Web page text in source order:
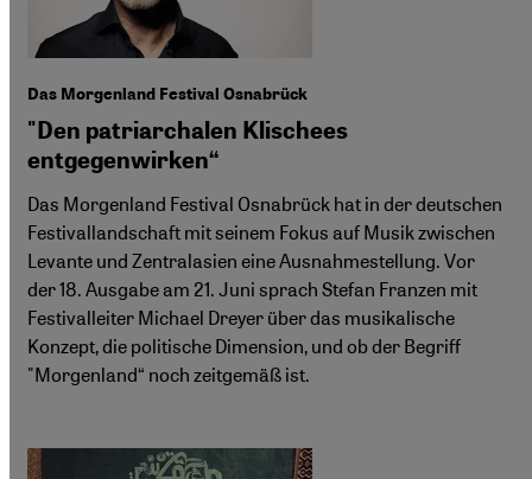
Das Morgenland Festival Osnabrück
"Den patriarchalen Klischees
entgegenwirken“
Das Morgenland Festival Osnabrück hat in der deutschen
Festivallandschaft mit seinem Fokus auf Musik zwischen
Levante und Zentralasien eine Ausnahmestellung. Vor
der 18. Ausgabe am 21. Juni sprach Stefan Franzen mit
Festivalleiter Michael Dreyer über das musikalische
Konzept, die politische Dimension, und ob der Begriff
"Morgenland“ noch zeitgemäß ist.